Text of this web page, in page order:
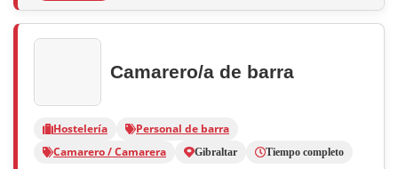
Camarero/a de barra
Hostelería
Personal de barra
Camarero / Camarera
Gibraltar Tiempo completo